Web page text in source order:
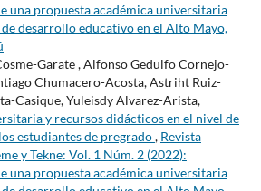
una propuesta académica universitaria
desarrollo educativo en el Alto Mayo,
Garate , Alfonso Gedulfo Cornejo-
Chumacero-Acosta, Astriht Ruiz-
Casique, Yuleisdy Alvarez-Arista,
y recursos didácticos en el nivel de
estudiantes de pregrado, Revista
y Tekne: Vol. 1 Núm. 2 (2022):
una propuesta académica universitaria